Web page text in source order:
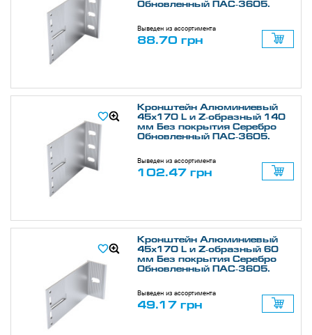
Обновленный ПАС-3605.
Выведен из ассортимента
88.70 грн
Кронштейн Алюминиевый
45х170 L и Z-образный 140
мм Без покрытия Серебро
Обновленный ПАС-3605.
Выведен из ассортимента
102.47 грн
Кронштейн Алюминиевый
45х170 L и Z-образный 60
мм Без покрытия Серебро
Обновленный ПАС-3605.
Выведен из ассортимента
49.17 грн